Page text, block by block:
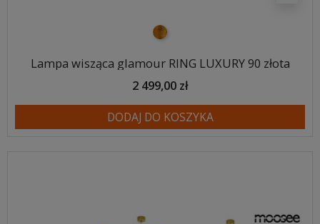
złoty
Lampa wisząca glamour RING LUXURY 90 złota
2 499,00 zł
DODAJ DO KOSZYKA